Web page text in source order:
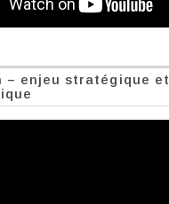
– enjeu stratégique et